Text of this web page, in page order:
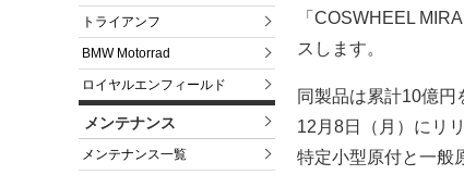
トライアンフ
BMW Motorrad
ロイヤルエンフィールド
メンテナンス
メンテナンス一覧
「COSWHEEL
スします。
同製品は累計10億
12月8日（月）にリ
特定小型原付と一般